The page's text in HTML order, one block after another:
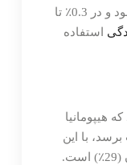
مرتبط با ضد افسردگی نامیده می شود و در 0.3٪ تا
استفاده
هیپومانیا
با این